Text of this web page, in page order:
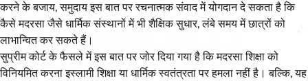
करने के बजाय, समुदाय इस बात पर रचनात्मक संवाद में योगदान दे सकता है कि
कैसे मदरसा जैसे धार्मिक संस्थानों में भी शैक्षिक सुधार, लंबे समय में छात्रों को
लाभान्वित कर सकते हैं।
सुप्रीम कोर्ट के फैसले में इस बात पर जोर दिया गया है कि मदरसा शिक्षा को
विनियमित करना इस्लामी शिक्षा या धार्मिक स्वतंत्रता पर हमला नहीं है। बल्कि, यह